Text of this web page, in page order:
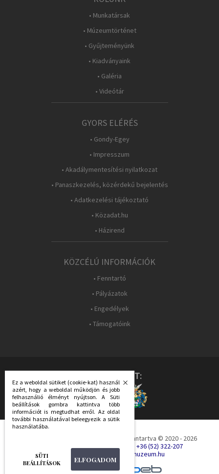
• Munkatársak
• Múzeumtörténet
• Gyűjteményünk
• Kiadványaink
• Galéria
• Videótár
GYORS ELÉRÉS
• Gondy-Egey
• Impresszum
• Akadálymentesítési nyilatkozat
• Panaszkezelés, közérdekű bejelentés
• Adatkezelési tájékoztató
• Közadat.hu
• Házirend
KÖZCÉLÚ INFORMÁCIÓK
• Fenntartó
• Pályázatok
• Engedélyek
• Támogatóink
KÖVESS MINKET:
Debreceni Irodalom Háza - Minden jog fenntartva © 2020 - 2026
Debrecen, Péterfia u. 28.
Tel.: +36 (52) 322-207
E-mail: irodalomhaza@derimuzeum.hu
Ez a weboldal sütiket (cookie-kat) használ
azért, hogy a weboldal működjön és jobb
felhasználió élményt nyújtson. A Süti
beállítások gombra kattintva több
információt is megtudhat erről. Az oldal
további használatával beleegyezik a sütik
használatába.
SÜTI
BEÁLLÍTÁSOK
ELFOGADOM